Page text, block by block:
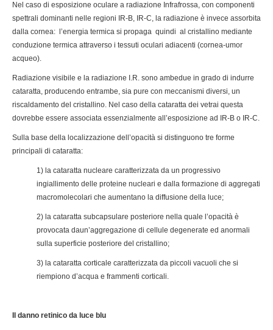
Nel caso di esposizione oculare a radiazione Infrafrossa, con componenti
spettrali dominanti nelle regioni IR-B, IR-C, la radiazione è invece assorbita
dalla cornea: l’energia termica si propaga quindi al cristallino mediante
conduzione termica attraverso i tessuti oculari adiacenti (cornea-umor
acqueo).
Radiazione visibile e la radiazione I.R. sono ambedue in grado di indurre
cataratta, producendo entrambe, sia pure con meccanismi diversi, un
riscaldamento del cristallino. Nel caso della cataratta dei vetrai questa
dovrebbe essere associata essenzialmente all’esposizione ad IR-B o IR-C.
Sulla base della localizzazione dell’opacità si distinguono tre forme
principali di cataratta:
1) la cataratta nucleare caratterizzata da un progressivo
ingiallimento delle proteine nucleari e dalla formazione di aggregati
macromolecolari che aumentano la diffusione della luce;
2) la cataratta subcapsulare posteriore nella quale l’opacità è
provocata daun’aggregazione di cellule degenerate ed anormali
sulla superficie posteriore del cristallino;
3) la cataratta corticale caratterizzata da piccoli vacuoli che si
riempiono d’acqua e frammenti corticali.
Il danno retinico da luce blu